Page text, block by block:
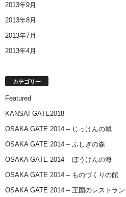
2013年9月
2013年8月
2013年7月
2013年4月
カテゴリー
Featured
KANSAI GATE2018
OSAKA GATE 2014 – じっけんの城
OSAKA GATE 2014 – ふしぎの森
OSAKA GATE 2014 – ぼうけんの海
OSAKA GATE 2014 – ものづくりの館
OSAKA GATE 2014 – 王国のレストラン